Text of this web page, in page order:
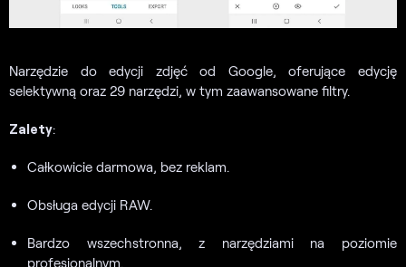
Narzędzie do edycji zdjęć od Google, oferujące edycję
selektywną oraz 29 narzędzi, w tym zaawansowane filtry.
Zalety:
Całkowicie darmowa, bez reklam.
Obsługa edycji RAW.
Bardzo wszechstronna, z narzędziami na poziomie
profesjonalnym.